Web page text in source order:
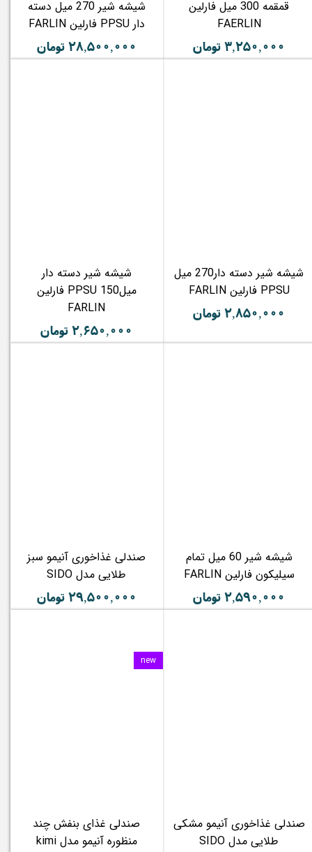
قمقمه 300 میل فارلین
FAERLIN
۳,۲۵۰,۰۰۰ تومان
شیشه شیر 270 میل دسته
دار PPSU فارلین FARLIN
۲۸,۵۰۰,۰۰۰ تومان
شیشه شیر دسته دار270 میل
PPSU فارلین FARLIN
۲,۸۵۰,۰۰۰ تومان
شیشه شیر دسته دار
میلPPSU 150 فارلین
FARLIN
۲,۶۵۰,۰۰۰ تومان
شیشه شیر 60 میل تمام
سیلیکون فارلین FARLIN
۲,۵۹۰,۰۰۰ تومان
صندلی غذاخوری آنیمو سبز
طلایی مدل SIDO
۲۹,۵۰۰,۰۰۰ تومان
صندلی غذاخوری آنیمو مشکی
طلایی مدل SIDO
صندلی غذای بنفش چند
منظوره آنیمو مدل kimi
new